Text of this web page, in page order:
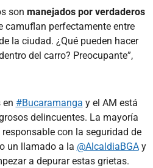
son manejados por verdaderos
camuflan perfectamente entre
la ciudad. ¿Qué pueden hacer
del carro? Preocupante”,
en #Bucaramanga y el AM está
delincuentes. La mayoría
con la seguridad de
un llamado a la @AlcaldiaBGAy
a depurar estas grietas.